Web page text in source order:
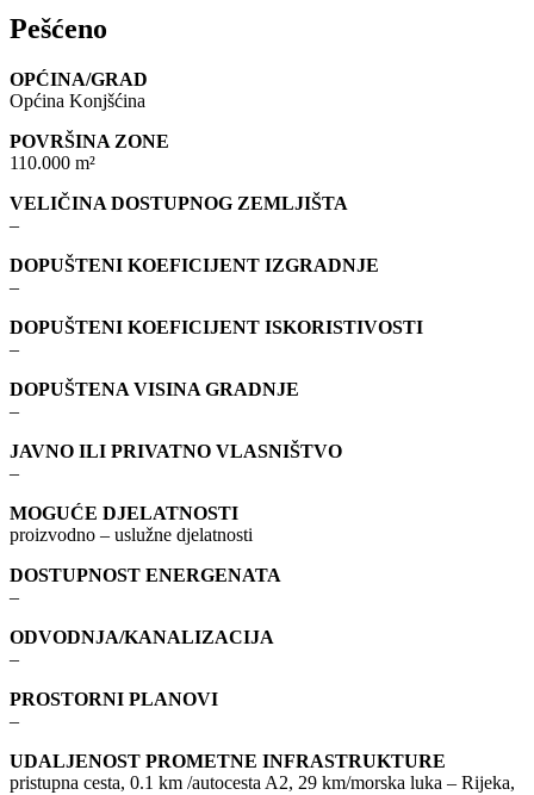
Pešćeno
OPĆINA/GRAD
Općina Konjšćina
POVRŠINA ZONE
110.000 m²
VELIČINA DOSTUPNOG ZEMLJIŠTA
–
DOPUŠTENI KOEFICIJENT IZGRADNJE
–
DOPUŠTENI KOEFICIJENT ISKORISTIVOSTI
–
DOPUŠTENA VISINA GRADNJE
–
JAVNO ILI PRIVATNO VLASNIŠTVO
–
MOGUĆE DJELATNOSTI
proizvodno – uslužne djelatnosti
DOSTUPNOST ENERGENATA
–
ODVODNJA/KANALIZACIJA
–
PROSTORNI PLANOVI
–
UDALJENOST PROMETNE INFRASTRUKTURE
pristupna cesta, 0.1 km /autocesta A2, 29 km/morska luka – Rijeka,